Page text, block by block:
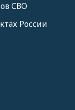
СВО
России